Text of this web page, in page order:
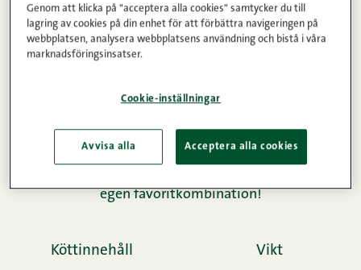
saftiga och färdiglagade smulor av kyckling, som är
lagom hetta och rejält kryddiga. Den möra
strukturen gör den enkel att använda – inte bara på
pastarätter, tortillas eller sallader. Den smidiga
ger möjlighet till variation. Kolla in de andra
egen favoritkombination!
Köttinnehåll Vikt
Genom att klicka på "acceptera alla cookies" samtycker du till
lagring av cookies på din enhet för att förbättra navigeringen på
webbplatsen, analysera webbplatsens användning och bistå i våra
marknadsföringsinsatser.
Cookie-inställningar
Avvisa alla Acceptera alla cookies